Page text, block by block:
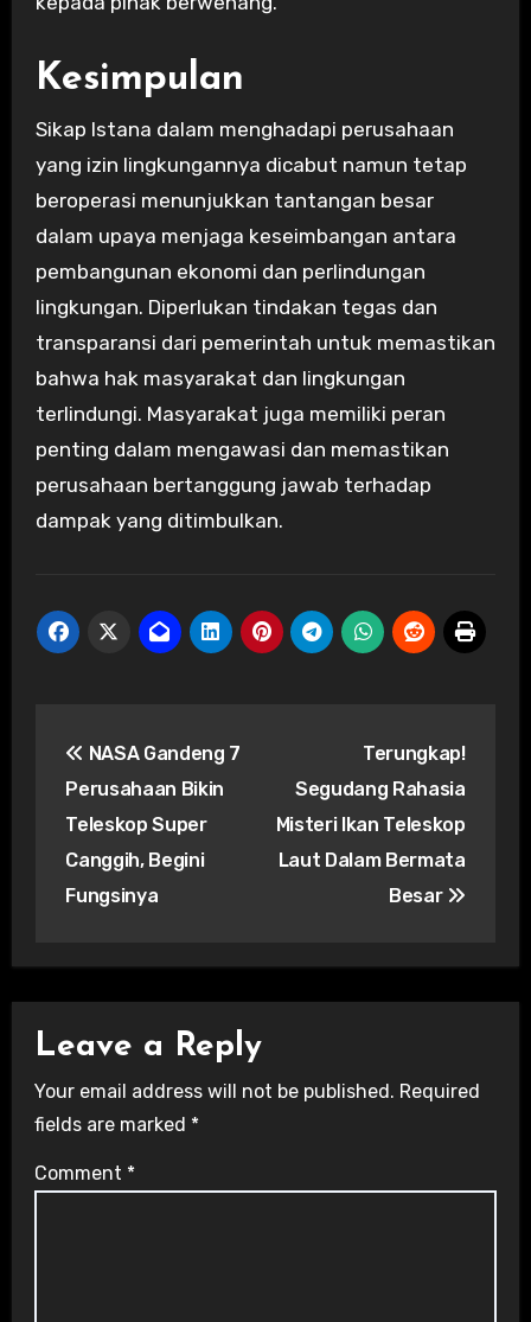
Kesimpulan
Sikap Istana dalam menghadapi perusahaan
yang izin lingkungannya dicabut namun tetap
beroperasi menunjukkan tantangan besar
dalam upaya menjaga keseimbangan antara
pembangunan ekonomi dan perlindungan
lingkungan. Diperlukan tindakan tegas dan
transparansi dari pemerintah untuk memastikan
bahwa hak masyarakat dan lingkungan
terlindungi. Masyarakat juga memiliki peran
penting dalam mengawasi dan memastikan
perusahaan bertanggung jawab terhadap
dampak yang ditimbulkan.
navigation
NASA Gandeng 7
Perusahaan Bikin
Teleskop Super
Canggih, Begini
Fungsinya
Terungkap!
Segudang Rahasia
Misteri Ikan Teleskop
Laut Dalam Bermata
Besar
Leave a Reply
Your email address will not be published. Required
fields are marked *
Comment *